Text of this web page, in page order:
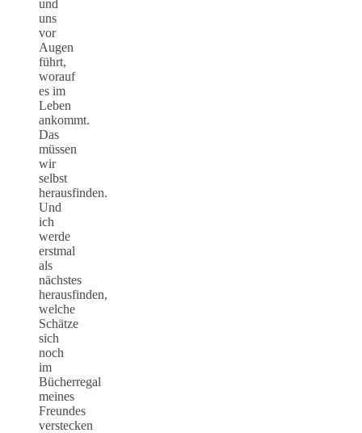
und
uns
vor
Augen
führt,
worauf
es im
Leben
ankommt.
Das
müssen
wir
selbst
herausfinden.
Und
ich
werde
erstmal
als
nächstes
herausfinden,
welche
Schätze
sich
noch
im
Bücherregal
meines
Freundes
verstecken